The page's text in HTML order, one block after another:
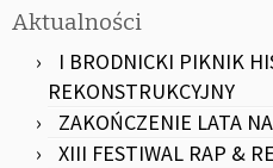
Aktualności
I BRODNICKI PIKNIK
REKONSTRUKCYJNY
ZAKOŃCZENIE LATA
XIII FESTIWAL RAP &